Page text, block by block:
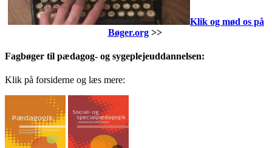
Klik og mød os på
Bøger.org>>
Fagbøger til pædagog- og sygeplejeuddannelsen:
Klik på forsiderne og læs mere: